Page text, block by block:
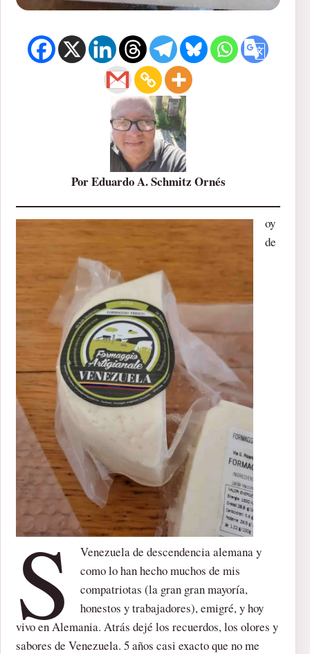
Por Eduardo A. Schmitz Ornés
S
oy
de
Venezuela de descendencia alemana y
como lo han hecho muchos de mis
compatriotas (la gran gran mayoría,
honestos y trabajadores), emigré, y hoy
vivo en Alemania. Atrás dejé los recuerdos, los olores y
sabores de Venezuela. 5 años casi exacto que no me